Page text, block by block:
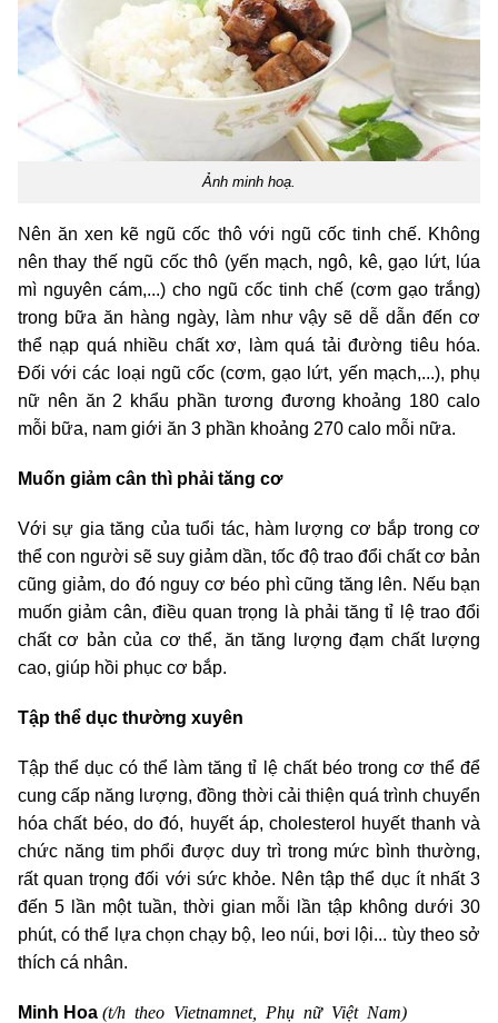
Ảnh minh hoạ.
Nên ăn xen kẽ ngũ cốc thô với ngũ cốc tinh chế. Không
nên thay thế ngũ cốc thô (yến mạch, ngô, kê, gạo lứt, lúa
mì nguyên cám,...) cho ngũ cốc tinh chế (cơm gạo trắng)
trong bữa ăn hàng ngày, làm như vậy sẽ dễ dẫn đến cơ
thể nạp quá nhiều chất xơ, làm quá tải đường tiêu hóa.
Đối với các loại ngũ cốc (cơm, gạo lứt, yến mạch,...), phụ
nữ nên ăn 2 khẩu phần tương đương khoảng 180 calo
mỗi bữa, nam giới ăn 3 phần khoảng 270 calo mỗi nữa.
Muốn giảm cân thì phải tăng cơ
Với sự gia tăng của tuổi tác, hàm lượng cơ bắp trong cơ
thể con người sẽ suy giảm dần, tốc độ trao đổi chất cơ bản
cũng giảm, do đó nguy cơ béo phì cũng tăng lên. Nếu bạn
muốn giảm cân, điều quan trọng là phải tăng tỉ lệ trao đổi
chất cơ bản của cơ thể, ăn tăng lượng đạm chất lượng
cao, giúp hồi phục cơ bắp.
Tập thể dục thường xuyên
Tập thể dục có thể làm tăng tỉ lệ chất béo trong cơ thể để
cung cấp năng lượng, đồng thời cải thiện quá trình chuyển
hóa chất béo, do đó, huyết áp, cholesterol huyết thanh và
chức năng tim phổi được duy trì trong mức bình thường,
rất quan trọng đối với sức khỏe. Nên tập thể dục ít nhất 3
đến 5 lần một tuần, thời gian mỗi lần tập không dưới 30
phút, có thể lựa chọn chạy bộ, leo núi, bơi lội... tùy theo sở
thích cá nhân.
Minh Hoa (t/h theo Vietnamnet, Phụ nữ Việt Nam)